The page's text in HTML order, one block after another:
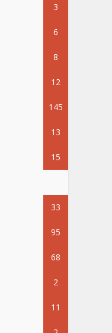
3
6
8
12
145
13
15
33
95
68
2
11